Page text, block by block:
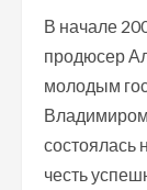
В начале
продюсер
молодым
состоялась
честь